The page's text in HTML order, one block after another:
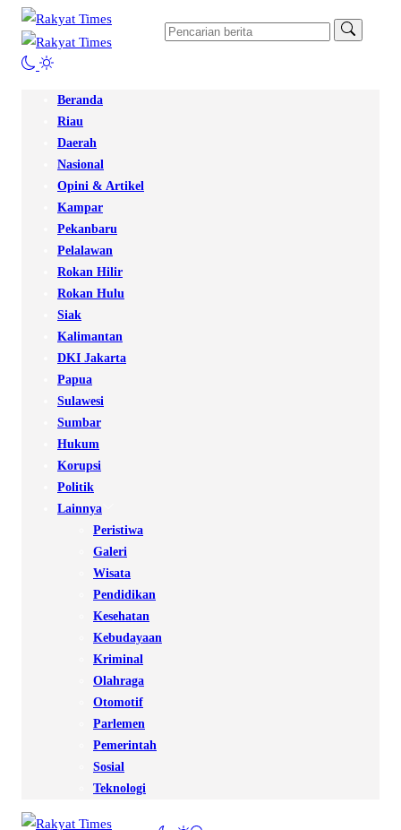
Beranda
Riau
Daerah
Nasional
Opini & Artikel
Kampar
Pekanbaru
Pelalawan
Rokan Hilir
Rokan Hulu
Siak
Kalimantan
DKI Jakarta
Papua
Sulawesi
Sumbar
Hukum
Korupsi
Politik
Lainnya
Peristiwa
Galeri
Wisata
Pendidikan
Kesehatan
Kebudayaan
Kriminal
Olahraga
Otomotif
Parlemen
Pemerintah
Sosial
Teknologi